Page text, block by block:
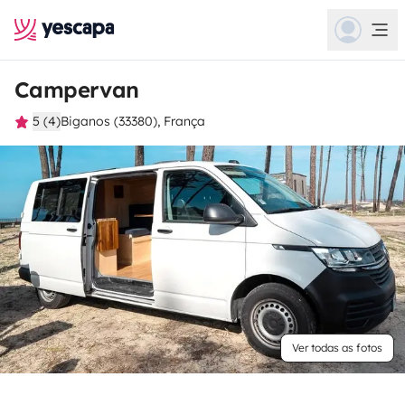
Campervan
5 (4)Biganos (33380), França
Ver todas as fotos